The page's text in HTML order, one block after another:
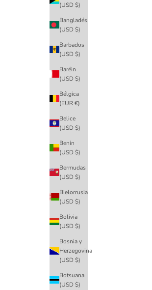
(USD $)
Bangladés
(USD $)
Barbados
(USD $)
Baréin
(USD $)
Bélgica
(EUR €)
Belice
(USD $)
Benín
(USD $)
Bermudas
(USD $)
Bielorrusia
(USD $)
Bolivia
(USD $)
Bosnia y
Herzegovina
(USD $)
Botsuana
(USD $)